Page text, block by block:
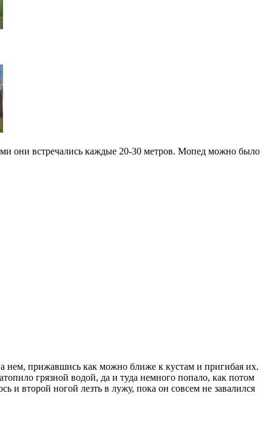
они встречались каждые 20-30 метров. Мопед можно было
нем, прижавшись как можно ближе к кустам и пригибая их.
грязной водой, да и туда немного попало, как потом
и второй ногой лезть в лужу, пока он совсем не завалился